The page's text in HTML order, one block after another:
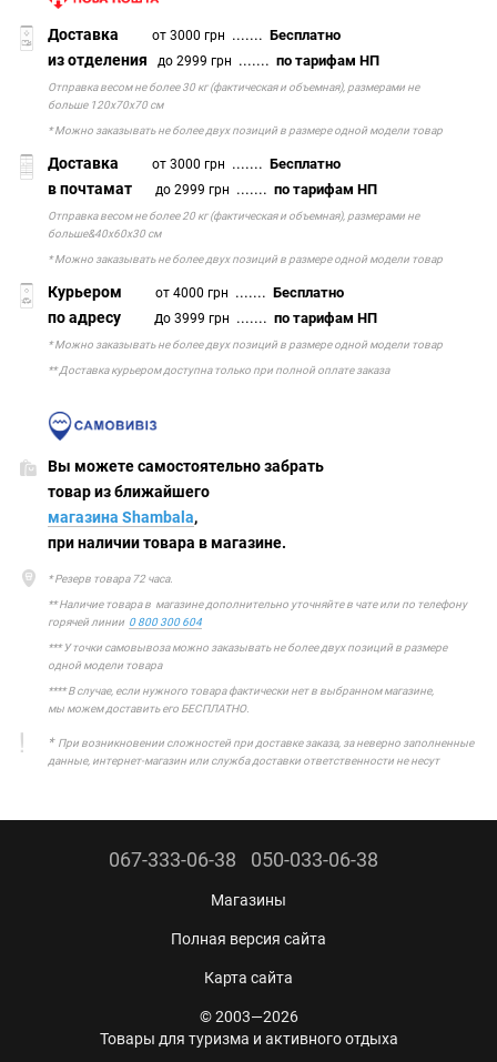
Доставка от 3000 грн .......Бесплатно
из отделения до 2999 грн .......по тарифам НП
Отправка весом не более 30 кг (фактическая и объемная), размерами не
больше 120х70х70 см
* Можно заказывать не более двух позиций в размере одной модели товар
Доставка от 3000 грн .......Бесплатно
в почтамат до 2999 грн .......по тарифам НП
Отправка весом не более 20 кг (фактическая и объемная), размерами не
больше&40х60х30 см
* Можно заказывать не более двух позиций в размере одной модели товар
Курьером от 4000 грн .......Бесплатно
по адресу до 3999 грн .......по тарифам НП
* Можно заказывать не более двух позиций в размере одной модели товар
** Доставка курьером доступна только при полной оплате заказа
Вы можете самостоятельно забрать
товар из ближайшего
магазина Shambala,
при наличии товара в магазине.
* Резерв товара 72 часа.
** Наличие товара в магазине дополнительно уточняйте в чате или по телефону
горячей линии 0 800 300 604
*** У точки самовывоза можно заказывать не более двух позиций в размере
одной модели товара
**** В случае, если нужного товара фактически нет в выбранном магазине,
мы можем доставить его БЕСПЛАТНО.
*При возникновении сложностей при доставке заказа, за неверно заполненные
данные, интернет-магазин или служба доставки ответственности не несут
067-333-06-38 050-033-06-38
Магазины
Полная версия сайта
Карта сайта
© 2003—2026
Товары для туризма и активного отдыха